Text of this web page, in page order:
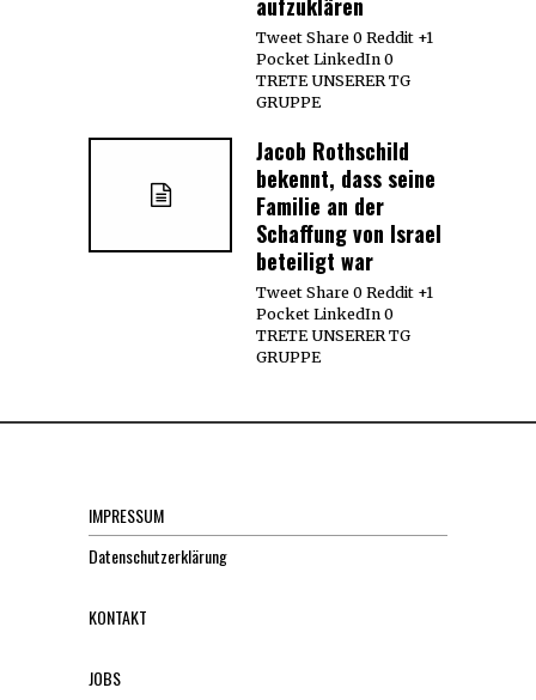
aufzuklären
Tweet Share 0 Reddit +1
Pocket LinkedIn 0
TRETE UNSERER TG
GRUPPE
Jacob Rothschild
bekennt, dass seine
Familie an der
Schaffung von Israel
beteiligt war
Tweet Share 0 Reddit +1
Pocket LinkedIn 0
TRETE UNSERER TG
GRUPPE
IMPRESSUM
Datenschutzerklärung
KONTAKT
JOBS